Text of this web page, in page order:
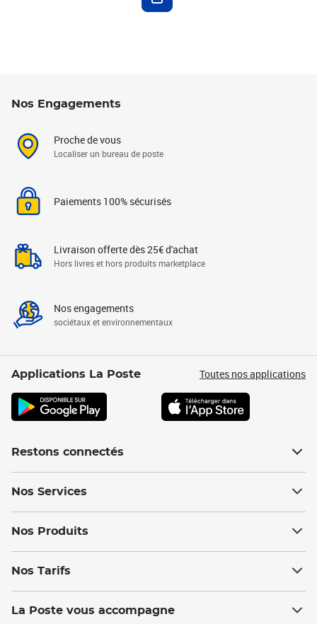
Nos Engagements
Proche de vous
Localiser un bureau de poste
Paiements 100% sécurisés
Livraison offerte dès 25€ d'achat
Hors livres et hors produits marketplace
Nos engagements
sociétaux et environnementaux
Applications La Poste Toutes nos applications
Restons connectés
Nos Services
Nos Produits
Nos Tarifs
La Poste vous accompagne